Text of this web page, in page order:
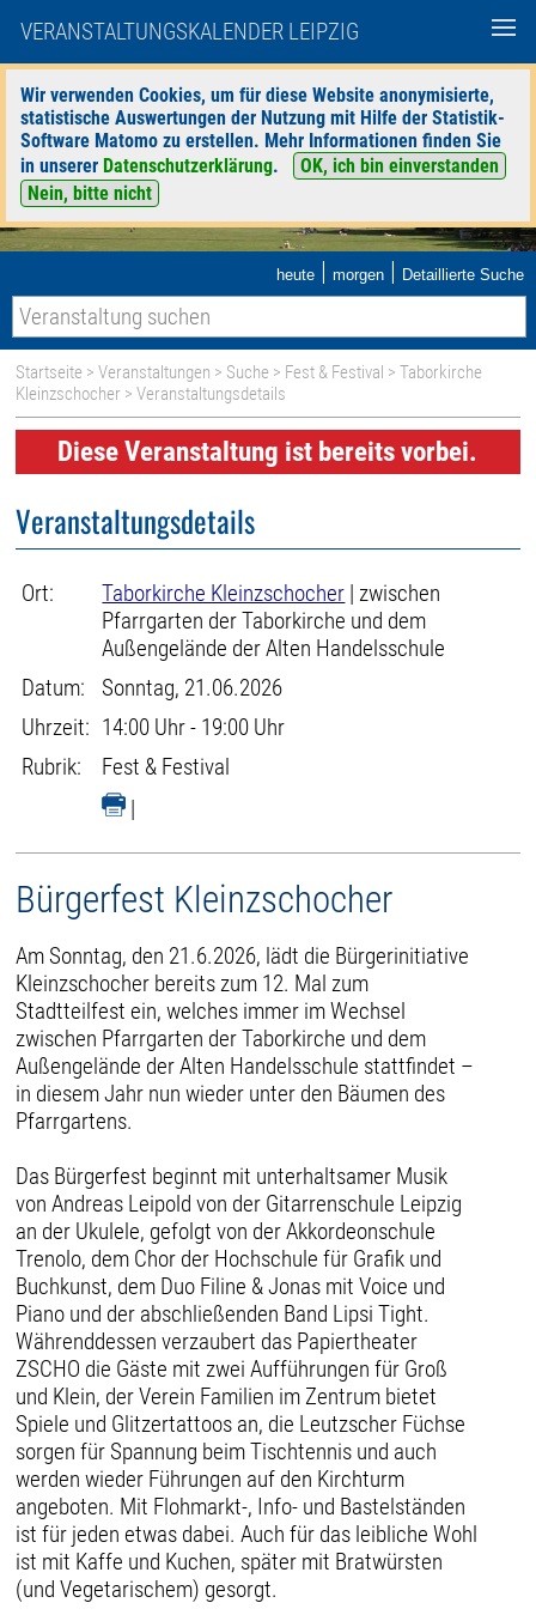
VERANSTALTUNGSKALENDER LEIPZIG
Wir verwenden Cookies, um für diese Website anonymisierte,
statistische Auswertungen der Nutzung mit Hilfe der Statistik-
Software Matomo zu erstellen. Mehr Informationen finden Sie
in unserer Datenschutzerklärung.
OK, ich bin einverstanden
Nein, bitte nicht
heute | morgen | Detaillierte Suche
Startseite >Veranstaltungen > Suche > Fest & Festival >Taborkirche
Kleinzschocher > Veranstaltungsdetails
Diese Veranstaltung ist bereits vorbei.
Veranstaltungsdetails
Ort: Taborkirche Kleinzschocher | zwischen
Pfarrgarten der Taborkirche und dem
Außengelände der Alten Handelsschule
Datum:
Sonntag, 21.06.2026
Uhrzeit: 14:00 Uhr - 19:00 Uhr
Rubrik:
Fest & Festival
|
Bürgerfest Kleinzschocher
Am Sonntag, den 21.6.2026, lädt die Bürgerinitiative
Kleinzschocher bereits zum 12. Mal zum
Stadtteilfest ein, welches immer im Wechsel
zwischen Pfarrgarten der Taborkirche und dem
Außengelände der Alten Handelsschule stattfindet –
in diesem Jahr nun wieder unter den Bäumen des
Pfarrgartens.
Das Bürgerfest beginnt mit unterhaltsamer Musik
von Andreas Leipold von der Gitarrenschule Leipzig
an der Ukulele, gefolgt von der Akkordeonschule
Trenolo, dem Chor der Hochschule für Grafik und
Buchkunst, dem Duo Filine & Jonas mit Voice und
Piano und der abschließenden Band Lipsi Tight.
Währenddessen verzaubert das Papiertheater
ZSCHO die Gäste mit zwei Aufführungen für Groß
und Klein, der Verein Familien im Zentrum bietet
Spiele und Glitzertattoos an, die Leutzscher Füchse
sorgen für Spannung beim Tischtennis und auch
werden wieder Führungen auf den Kirchturm
angeboten. Mit Flohmarkt-, Info- und Bastelständen
ist für jeden etwas dabei. Auch für das leibliche Wohl
ist mit Kaffe und Kuchen, später mit Bratwürsten
(und Vegetarischem) gesorgt.